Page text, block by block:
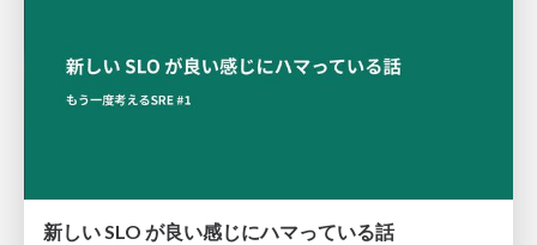
新しい SLO が良い感じにハマっている話